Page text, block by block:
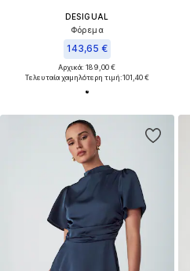
DESIGUAL
Φόρεμα
143,65 €
Αρχικά: 189,00 €
Τελευταία χαμηλότερη τιμή:101,40 €